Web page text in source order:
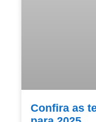
Confira as